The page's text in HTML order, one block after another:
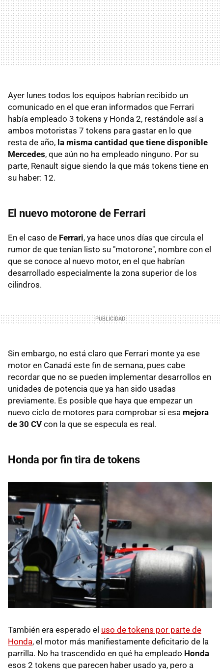
Ayer lunes todos los equipos habrían recibido un
comunicado en el que eran informados que Ferrari
había empleado 3 tokens y Honda 2, restándole así a
ambos motoristas 7 tokens para gastar en lo que
resta de año, la misma cantidad que tiene disponible
Mercedes, que aún no ha empleado ninguno. Por su
parte, Renault sigue siendo la que más tokens tiene en
su haber: 12.
El nuevo motorone de Ferrari
En el caso de Ferrari, ya hace unos días que circula el
rumor de que tenían listo su "motorone", nombre con el
que se conoce al nuevo motor, en el que habrían
desarrollado especialmente la zona superior de los
cilindros.
Sin embargo, no está claro que Ferrari monte ya ese
motor en Canadá este fin de semana, pues cabe
recordar que no se pueden implementar desarrollos en
unidades de potencia que ya han sido usadas
previamente. Es posible que haya que empezar un
nuevo ciclo de motores para comprobar si esa mejora
de 30 CV con la que se especula es real.
Honda por fin tira de tokens
También era esperado el uso de tokens por parte de
Honda, el motor más manifiestamente deficitario de la
parrilla. No ha trascendido en qué ha empleado Honda
esos 2 tokens que parecen haber usado ya, pero a